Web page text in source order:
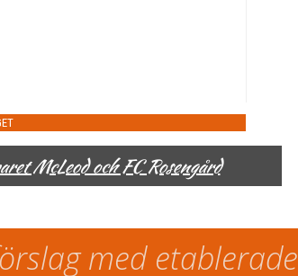
McLeod och FC Rosengård
med etablerade